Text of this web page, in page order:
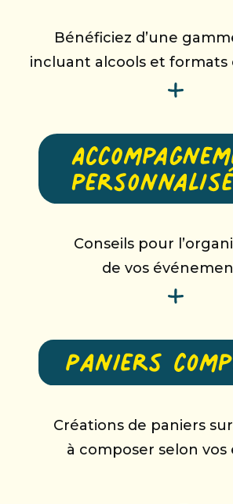
Bénéficiez d’une
incluant alcools et formats
Conseils pour
de vos
Créations de paniers
à composer selon vos